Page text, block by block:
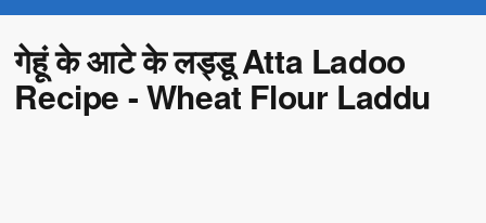
गेहूं के आटे के लड्डू Atta Ladoo
Recipe - Wheat Flour Laddu